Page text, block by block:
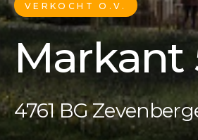
VERKOCHT O.V.
Markant
4761 BG